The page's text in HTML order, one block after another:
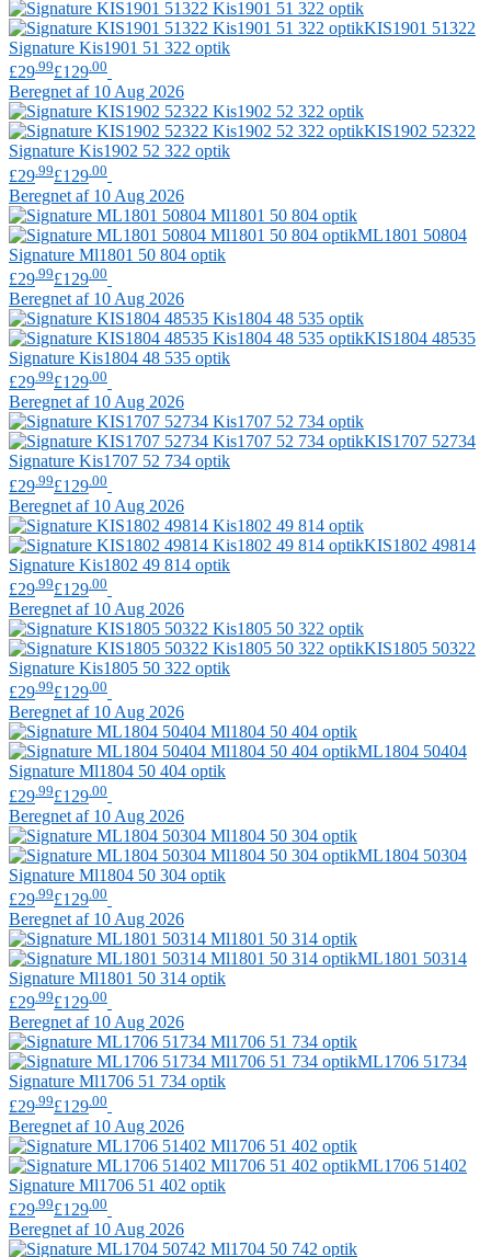
KIS1901 51322
Signature Kis1901 51 322 optik
£29.99£129.00
Beregnet af 10 Aug 2026
KIS1902 52322
Signature Kis1902 52 322 optik
£29 .99£129 .00
Beregnet af 10 Aug 2026
ML1801 50804
Signature Ml1801 50 804 optik
£29 .99£129 .00
Beregnet af 10 Aug 2026
KIS1804 48535
Signature Kis1804 48 535 optik
£29.99£129.00
Beregnet af 10 Aug 2026
KIS1707 52734
Signature Kis1707 52 734 optik
£29 .99£129 .00
Beregnet af 10 Aug 2026
KIS1802 49814
Signature Kis1802 49 814 optik
£29 .99£129 .00
Beregnet af 10 Aug 2026
KIS1805 50322
Signature Kis1805 50 322 optik
£29.99£129.00
Beregnet af 10 Aug 2026
ML1804 50404
Signature Ml1804 50 404 optik
£29 .99£129 .00
Beregnet af 10 Aug 2026
ML1804 50304
Signature Ml1804 50 304 optik
£29 .99£129 .00
Beregnet af 10 Aug 2026
ML1801 50314
Signature Ml1801 50 314 optik
£29.99£129.00
Beregnet af 10 Aug 2026
ML1706 51734
Signature Ml1706 51 734 optik
£29 .99£129 .00
Beregnet af 10 Aug 2026
ML1706 51402
Signature Ml1706 51 402 optik
£29 .99£129 .00
Beregnet af 10 Aug 2026